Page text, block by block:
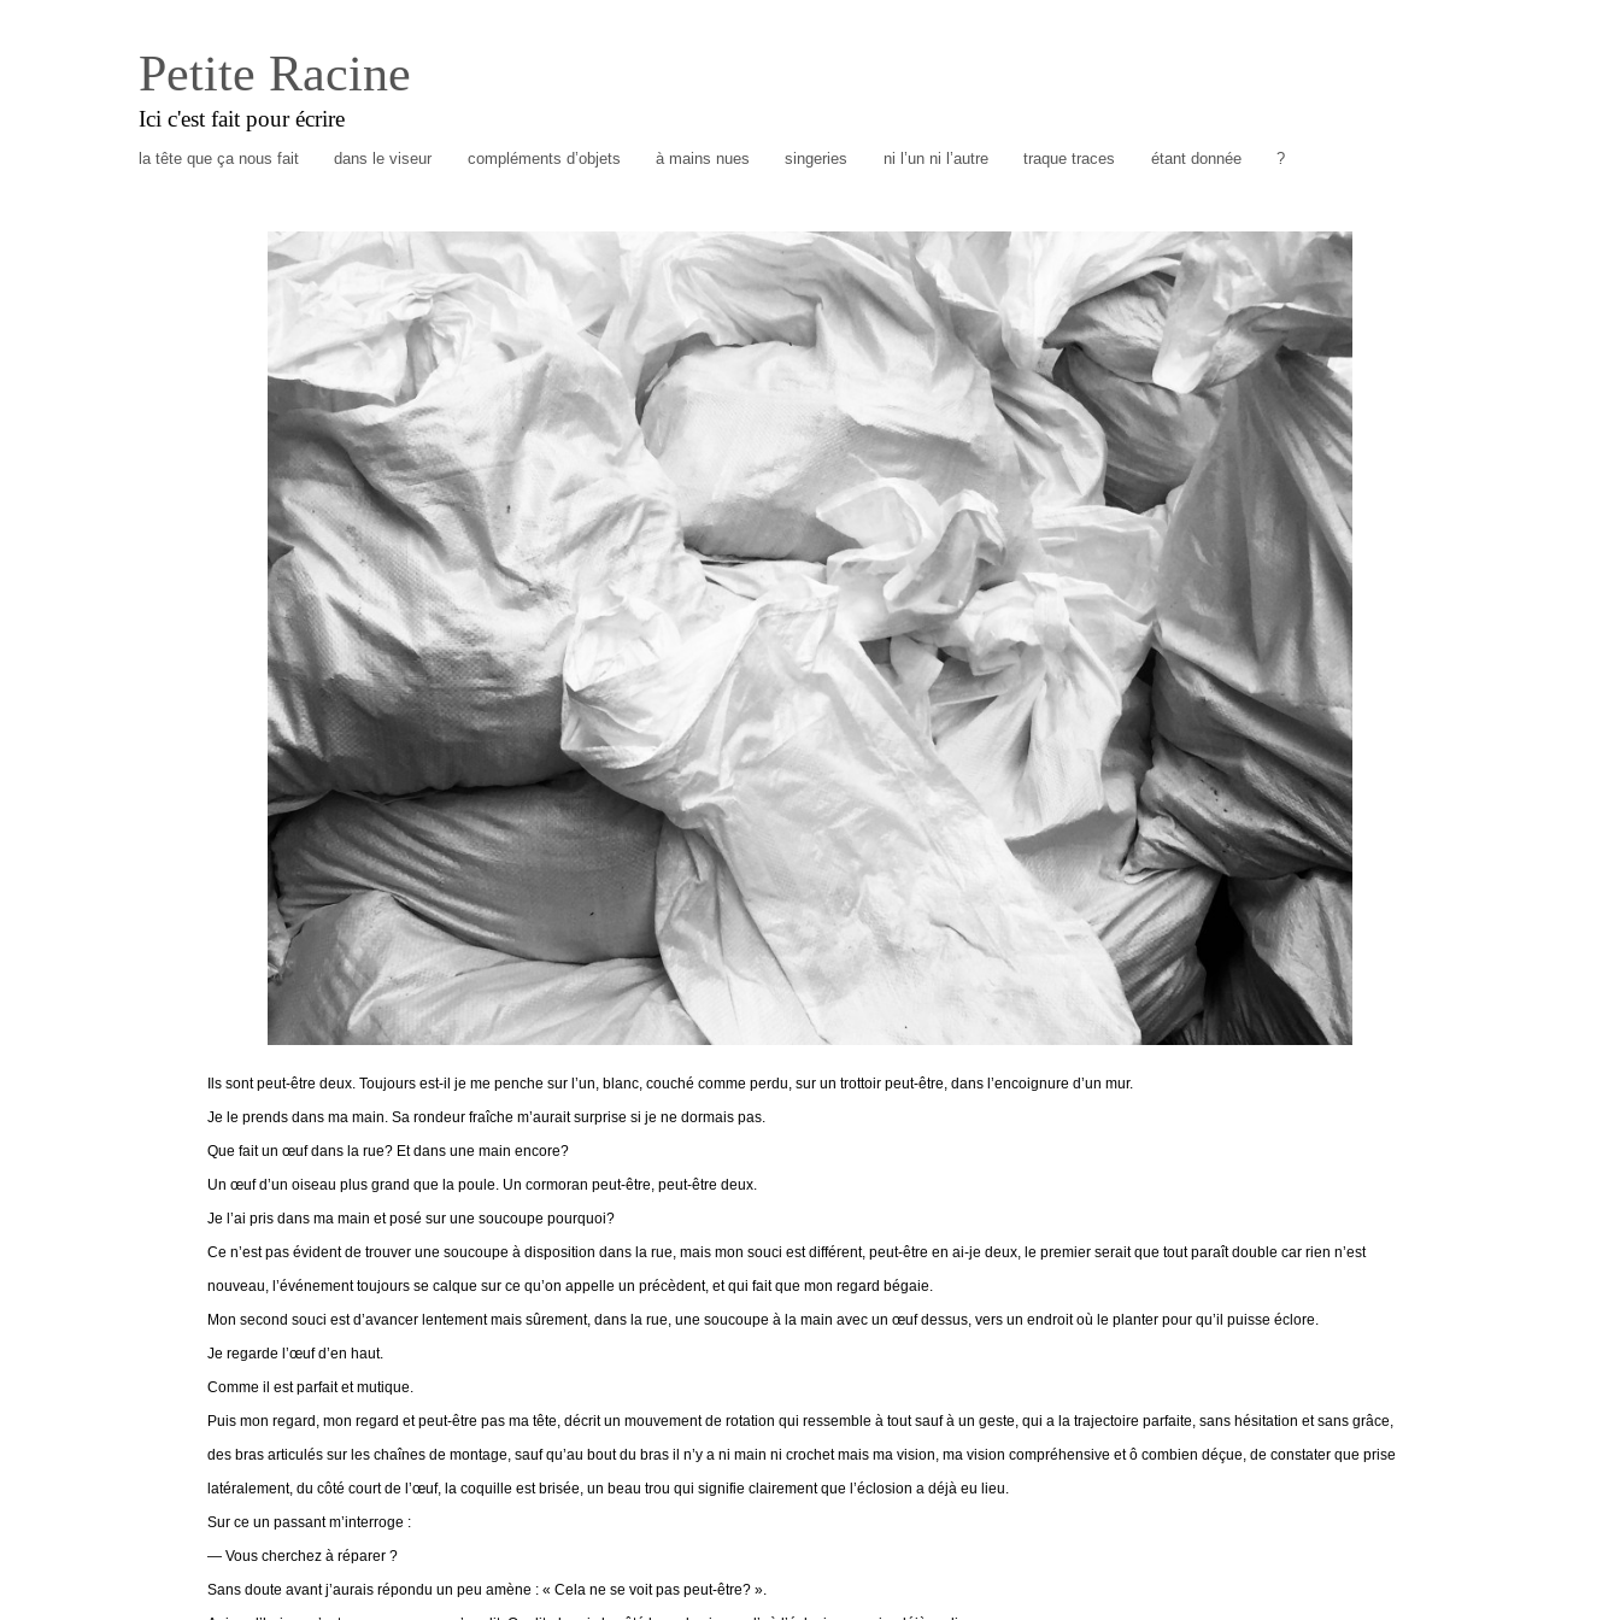
Petite Racine
Ici c'est fait pour écrire
la tête que ça nous fait dans le viseur compléments d’objets à mains nues singeries ni l’un ni l’autre traque traces étant donnée ?
Ils sont peut-être deux. Toujours est-il je me penche sur l’un, blanc, couché comme perdu, sur un trottoir peut-être, dans l’encoignure d’un mur.
Je le prends dans ma main. Sa rondeur fraîche m’aurait surprise si je ne dormais pas.
Que fait un œuf dans la rue? Et dans une main encore?
Un œuf d’un oiseau plus grand que la poule. Un cormoran peut-être, peut-être deux.
Je l’ai pris dans ma main et posé sur une soucoupe pourquoi?
Ce n’est pas évident de trouver une soucoupe à disposition dans la rue, mais mon souci est différent, peut-être en ai-je deux, le premier serait que tout paraît double car rien n’est
nouveau, l’événement toujours se calque sur ce qu’on appelle un précèdent, et qui fait que mon regard bégaie.
Mon second souci est d’avancer lentement mais sûrement, dans la rue, une soucoupe à la main avec un œuf dessus, vers un endroit où le planter pour qu’il puisse éclore.
Je regarde l’œuf d’en haut.
Comme il est parfait et mutique.
Puis mon regard, mon regard et peut-être pas ma tête, décrit un mouvement de rotation qui ressemble à tout sauf à un geste, qui a la trajectoire parfaite, sans hésitation et sans grâce,
des bras articulés sur les chaînes de montage, sauf qu’au bout du bras il n’y a ni main ni crochet mais ma vision, ma vision compréhensive et ô combien déçue, de constater que prise
latéralement, du côté court de l’œuf, la coquille est brisée, un beau trou qui signifie clairement que l’éclosion a déjà eu lieu.
Sur ce un passant m’interroge :
— Vous cherchez à réparer ?
Sans doute avant j’aurais répondu un peu amène : « Cela ne se voit pas peut-être? ».